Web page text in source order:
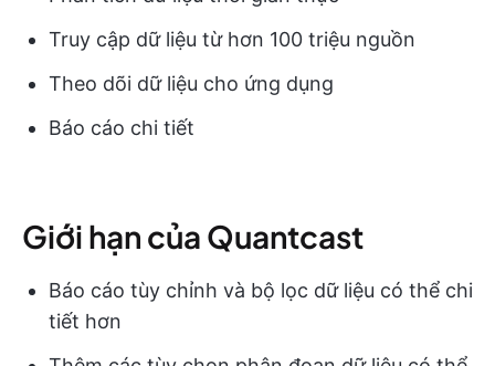
Truy cập dữ liệu từ hơn 100 triệu nguồn
Theo dõi dữ liệu cho ứng dụng
Báo cáo chi tiết
Giới hạn của Quantcast
Báo cáo tùy chỉnh và bộ lọc dữ liệu có thể chi
tiết hơn